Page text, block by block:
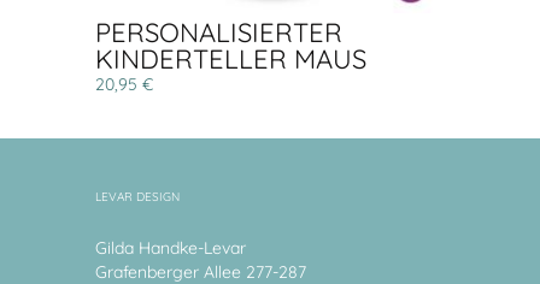
PERSONALISIERTER
KINDERTELLER MAUS
20,95 €
LEVAR DESIGN
Gilda Handke-Levar
Grafenberger Allee 277-287